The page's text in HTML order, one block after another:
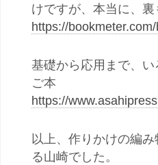
けですが、本当に、裏
https://
基礎から応用まで、
ご本
https://
以上、作りかけの編
る山崎でした。